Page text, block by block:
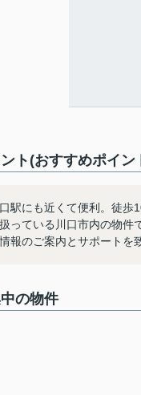
ト(おすすめポイン
駅にも近くて便利。徒
っている川口市内の物
報のご案内とサポートを
の物件